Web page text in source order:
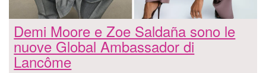
Demi Moore e Zoe Saldaña sono le
nuove Global Ambassador di
Lancôme